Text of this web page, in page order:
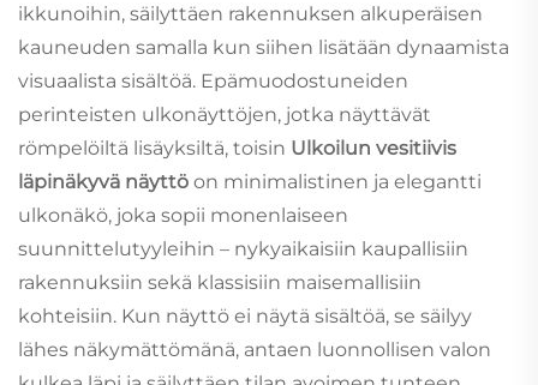
ikkunoihin, säilyttäen rakennuksen alkuperäisen
kauneuden samalla kun siihen lisätään dynaamista
visuaalista sisältöä. Epämuodostuneiden
perinteisten ulkonäyttöjen, jotka näyttävät
römpelöiltä lisäyksiltä, toisin Ulkoilun vesitiivis
läpinäkyvä näyttö on minimalistinen ja elegantti
ulkonäkö, joka sopii monenlaiseen
suunnittelutyyleihin – nykyaikaisiin kaupallisiin
rakennuksiin sekä klassisiin maisemallisiin
kohteisiin. Kun näyttö ei näytä sisältöä, se säilyy
lähes näkymättömänä, antaen luonnollisen valon